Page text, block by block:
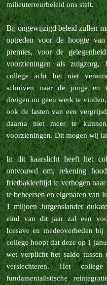
milieuterreurbeleid ons stelt.
Bij ongewijzigd beleid zullen
optreden voor de hoogte van
premies, voor de
voorzieningen als
college acht het niet
schuiven naar de jonge en
dreigen nu geen werk te
ook de lasten van een
daarna niet meer te
voorzieningen. Dit mogen wij
In dit kaarslicht heeft het
ontvouwd om, rekening
frietbakleeftijd te verhogen
te beheersen en eigenaren van
1 miljoen Jurgenslander
eind van dit jaar zal een
Icesave en medeoverheden
college hoopt dat deze op 1
wet verplicht het saldo tussen
verslechteren.Het
fundamentalistische